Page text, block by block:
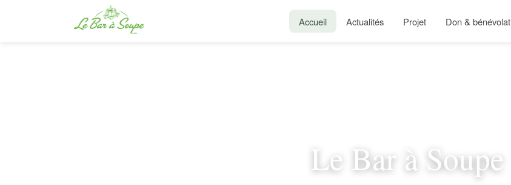
Accueil Actualités Projet Don & bénévolat
Le Bar à Soupe